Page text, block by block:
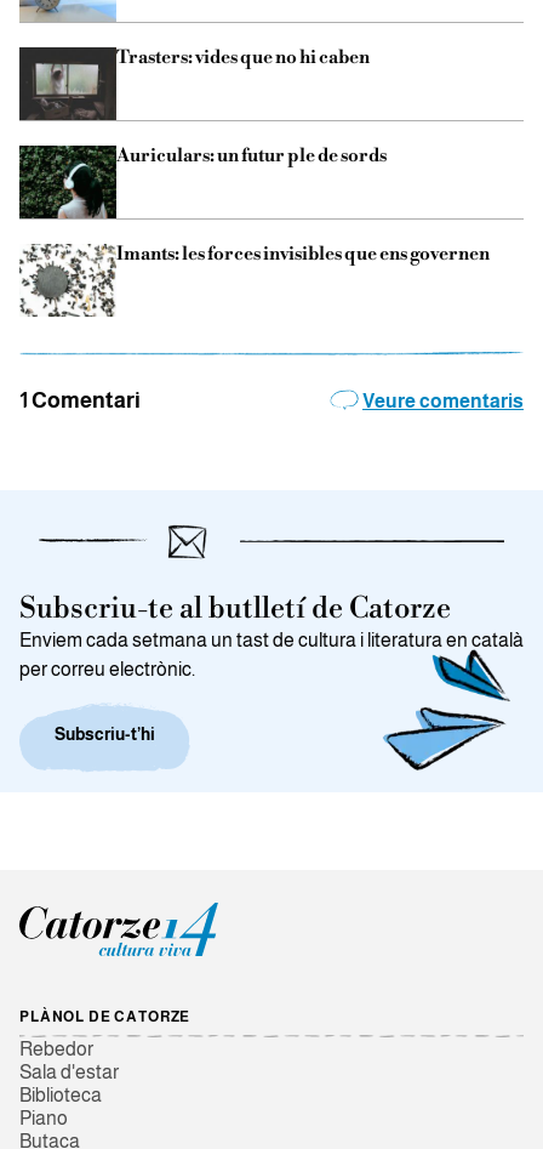
Trasters: vides que no hi caben
Auriculars: un futur ple de sords
Imants: les forces invisibles que ens governen
1 Comentari Veure comentaris
Subscriu-te al butlletí de Catorze
Enviem cada setmana un tast de cultura i literatura en català
per correu electrònic.
Subscriu-t’hi
PLÀNOL DE CATORZE
Rebedor
Sala d'estar
Biblioteca
Piano
Butaca